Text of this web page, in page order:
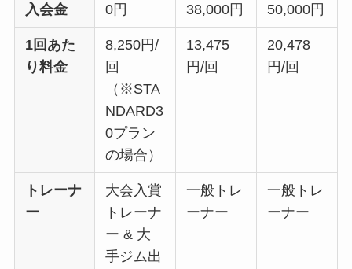
入会金 0円 38,000円 50,000円
1回あた
り料金
8,250円/
回
（※STA
NDARD3
0プラン
の場合）
13,475
円/回
20,478
円/回
トレーナ
ー
大会入賞
トレーナ
ー & 大
手ジム出
一般トレ
ーナー
一般トレ
ーナー